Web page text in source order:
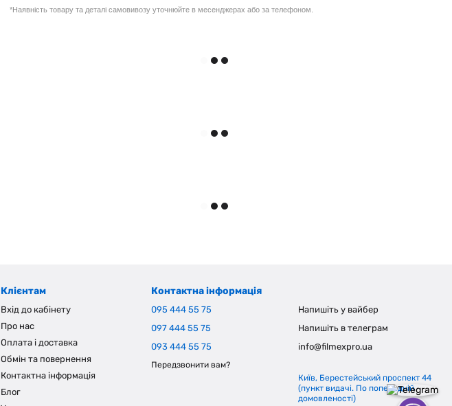
*Наявність товару та деталі самовивозу уточнюйте в месенджерах або за телефоном.
Клієнтам
Вхід до кабінету
Про нас
Оплата і доставка
Обмін та повернення
Контактна інформація
Блог
Контактна інформація
095 444 55 75
097 444 55 75
093 444 55 75
Передзвонити вам?
Напишіть у вайбер
Напишіть в телеграм
info@filmexpro.ua
Київ, Берестейський проспект 44
(пункт видачі. По попередній
домовленості)